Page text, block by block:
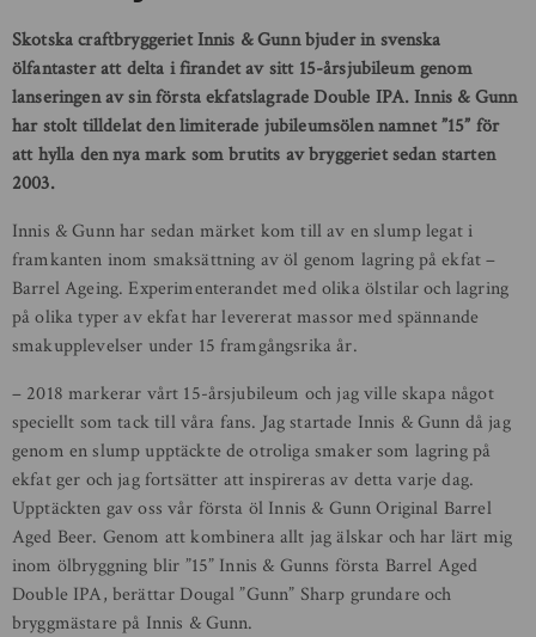
Skotska craftbryggeriet Innis & Gunn bjuder in svenska
ölfantaster att delta i firandet av sitt 15-årsjubileum genom
lanseringen av sin första ekfatslagrade Double IPA. Innis & Gunn
har stolt tilldelat den limiterade jubileumsölen namnet ”15” för
att hylla den nya mark som brutits av bryggeriet sedan starten
2003.
Innis & Gunn har sedan märket kom till av en slump legat i
framkanten inom smaksättning av öl genom lagring på ekfat –
Barrel Ageing. Experimenterandet med olika ölstilar och lagring
på olika typer av ekfat har levererat massor med spännande
smakupplevelser under 15 framgångsrika år.
– 2018 markerar vårt 15-årsjubileum och jag ville skapa något
speciellt som tack till våra fans. Jag startade Innis & Gunn då jag
genom en slump upptäckte de otroliga smaker som lagring på
ekfat ger och jag fortsätter att inspireras av detta varje dag.
Upptäckten gav oss vår första öl Innis & Gunn Original Barrel
Aged Beer. Genom att kombinera allt jag älskar och har lärt mig
inom ölbryggning blir ”15” Innis & Gunns första Barrel Aged
Double IPA, berättar Dougal ”Gunn” Sharp grundare och
bryggmästare på Innis & Gunn.